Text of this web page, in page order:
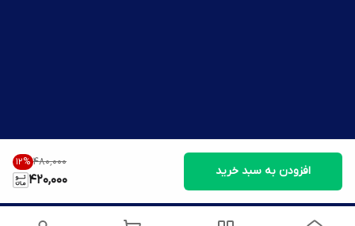
۴۸۰٬۰۰۰ 12%
420,000
افزودن به سبد خرید